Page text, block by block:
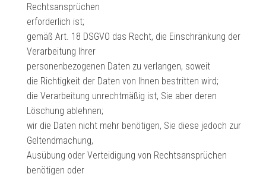
Rechtsansprüchen
erforderlich ist;
gemäß Art. 18 DSGVO das Recht, die Einschränkung der
Verarbeitung Ihrer
personenbezogenen Daten zu verlangen, soweit
die Richtigkeit der Daten von Ihnen bestritten wird;
die Verarbeitung unrechtmäßig ist, Sie aber deren
Löschung ablehnen;
wir die Daten nicht mehr benötigen, Sie diese jedoch zur
Geltendmachung,
Ausübung oder Verteidigung von Rechtsansprüchen
benötigen oder